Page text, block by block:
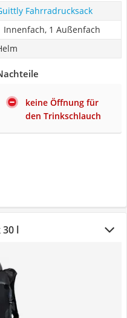
Fahrradrucksack
Innenfach, 1 Außenfach
keine Öffnung für
den Trinkschlauch
l